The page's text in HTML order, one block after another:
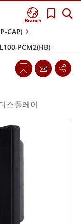
Branch
CAP)
PCM2(HB)
스플레이